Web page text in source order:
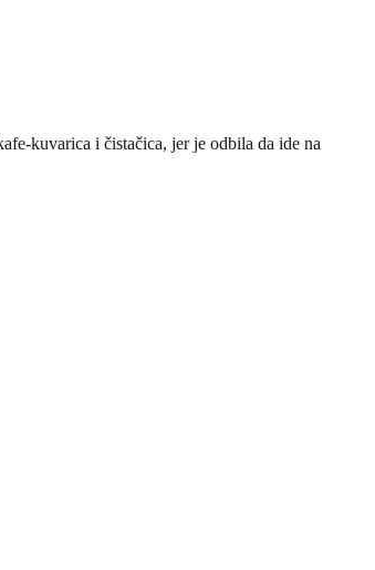
kuvarica i čistačica, jer je odbila da ide na